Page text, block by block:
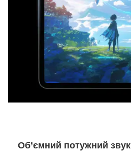
Об’ємний потужний звук